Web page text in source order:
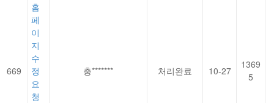
669
홈
페
이
지
수
정
요
청
충******* 처리완료 10-27
1369
5